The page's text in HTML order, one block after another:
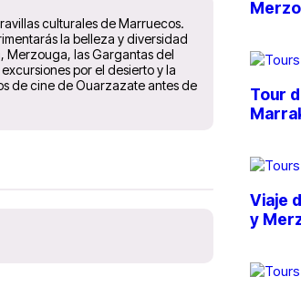
culturales de Marruecos.
la belleza y diversidad
Merzouga, las Gargantas del
por el desierto y la
de cine de Ouarzazate antes de
Tour
Viaje
y